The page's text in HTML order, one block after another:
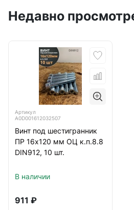
Недавно
Артикул
А0D001612032507
Винт под шестигранник
ПР 16х120 мм ОЦ к.п.8.8
DIN912, 10 шт.
В наличии
911 ₽